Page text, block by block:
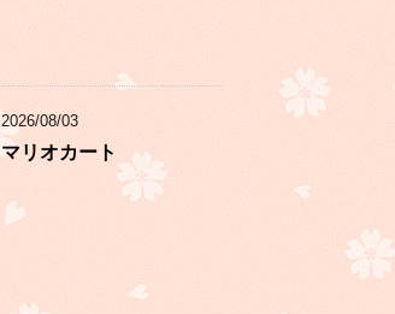
2026/08/03
マリオカート